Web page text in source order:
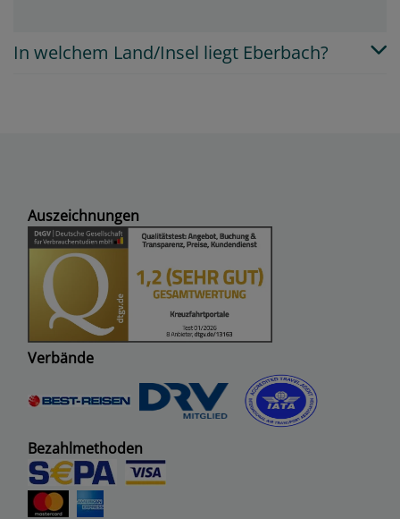
In welchem Land/Insel liegt Eberbach?
Auszeichnungen
Verbände
Bezahlmethoden